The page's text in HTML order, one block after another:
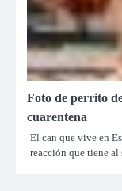
Foto de perrito
cuarentena
El can que vive en
reacción que tiene